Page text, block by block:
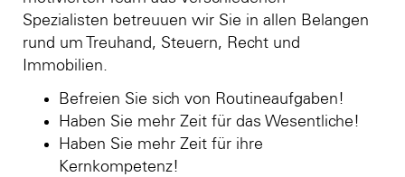
Spezialisten betreuuen wir Sie in allen Belangen
rund um Treuhand, Steuern, Recht und
Immobilien.
Befreien Sie sich von Routineaufgaben!
Haben Sie mehr Zeit für das Wesentliche!
Haben Sie mehr Zeit für ihre
Kernkompetenz!